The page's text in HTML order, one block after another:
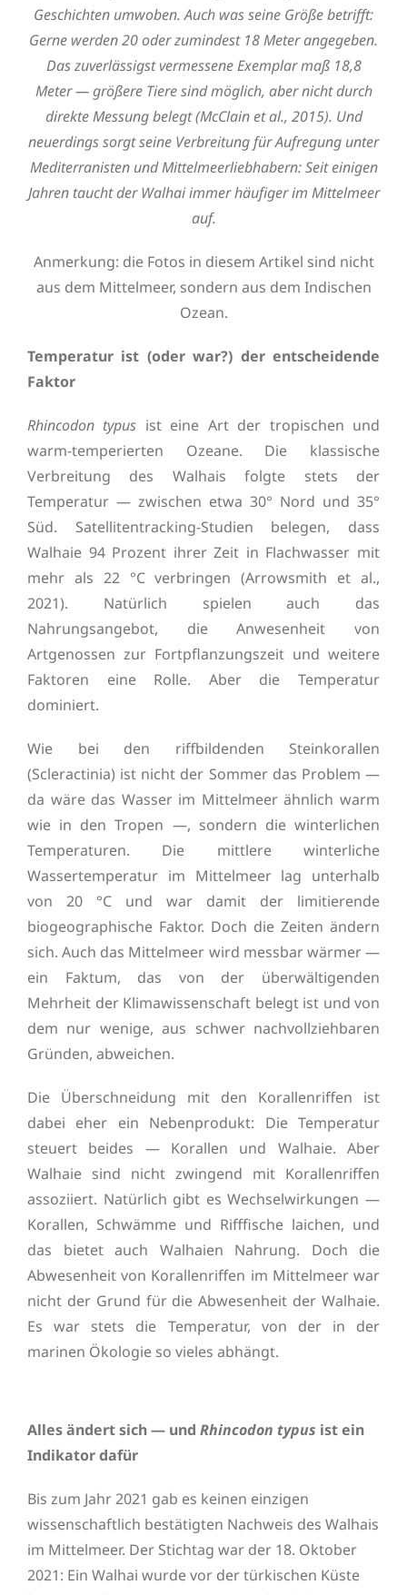
Geschichten umwoben. Auch was seine Größe betrifft:
Gerne werden 20 oder zumindest 18 Meter angegeben.
Das zuverlässigst vermessene Exemplar maß 18,8
Meter — größere Tiere sind möglich, aber nicht durch
direkte Messung belegt (McClain et al., 2015). Und
neuerdings sorgt seine Verbreitung für Aufregung unter
Mediterranisten und Mittelmeerliebhabern: Seit einigen
Jahren taucht der Walhai immer häufiger im Mittelmeer
auf.
Anmerkung: die Fotos in diesem Artikel sind nicht
aus dem Mittelmeer, sondern aus dem Indischen
Ozean.
Temperatur ist (oder war?) der entscheidende
Faktor
Rhincodon typus ist eine Art der tropischen und
warm-temperierten Ozeane. Die klassische
Verbreitung des Walhais folgte stets der
Temperatur — zwischen etwa 30° Nord und 35°
Süd. Satellitentracking-Studien belegen, dass
Walhaie 94 Prozent ihrer Zeit in Flachwasser mit
mehr als 22 °C verbringen (Arrowsmith et al.,
2021). Natürlich spielen auch das
Nahrungsangebot, die Anwesenheit von
Artgenossen zur Fortpflanzungszeit und weitere
Faktoren eine Rolle. Aber die Temperatur
dominiert.
Wie bei den riffbildenden Steinkorallen
(Scleractinia) ist nicht der Sommer das Problem —
da wäre das Wasser im Mittelmeer ähnlich warm
wie in den Tropen —, sondern die winterlichen
Temperaturen. Die mittlere winterliche
Wassertemperatur im Mittelmeer lag unterhalb
von 20 °C und war damit der limitierende
biogeographische Faktor. Doch die Zeiten ändern
sich. Auch das Mittelmeer wird messbar wärmer —
ein Faktum, das von der überwältigenden
Mehrheit der Klimawissenschaft belegt ist und von
dem nur wenige, aus schwer nachvollziehbaren
Gründen, abweichen.
Die Überschneidung mit den Korallenriffen ist
dabei eher ein Nebenprodukt: Die Temperatur
steuert beides — Korallen und Walhaie. Aber
Walhaie sind nicht zwingend mit Korallenriffen
assoziiert. Natürlich gibt es Wechselwirkungen —
Korallen, Schwämme und Rifffische laichen, und
das bietet auch Walhaien Nahrung. Doch die
Abwesenheit von Korallenriffen im Mittelmeer war
nicht der Grund für die Abwesenheit der Walhaie.
Es war stets die Temperatur, von der in der
marinen Ökologie so vieles abhängt.
Alles ändert sich — und Rhincodon typus ist ein
Indikator dafür
Bis zum Jahr 2021 gab es keinen einzigen
wissenschaftlich bestätigten Nachweis des Walhais
im Mittelmeer. Der Stichtag war der 18. Oktober
2021: Ein Walhai wurde vor der türkischen Küste